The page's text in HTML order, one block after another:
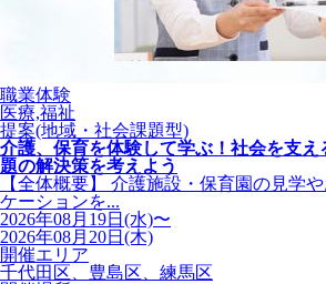
職業体験
医療,福祉
提案(地域・社会課題型)
介護、保育を体験して学ぶ！社会を支
題の解決策を考えよう
【全体概要】 介護施設・保育園の見学
ケーションを...
2026年08月19日(水)〜
2026年08月20日(木)
開催エリア
千代田区、豊島区、練馬区